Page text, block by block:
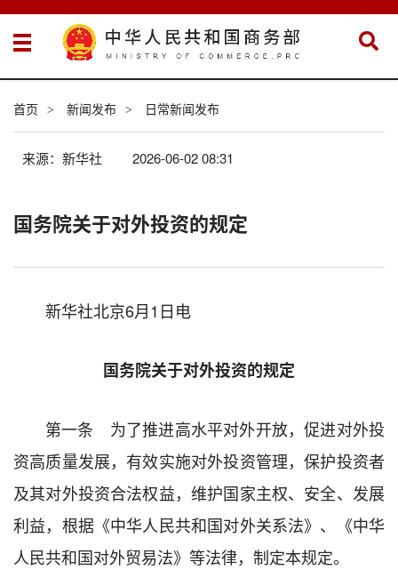
首页 > 新闻发布 > 日常新闻发布
来源：新华社 2026-06-02 08:31
国务院关于对外投资的规定
新华社北京6月1日电
国务院关于对外投资的规定
第一条 为了推进高水平对外开放，促进对外投
资高质量发展，有效实施对外投资管理，保护投资者
及其对外投资合法权益，维护国家主权、安全、发展
利益，根据《中华人民共和国对外关系法》、《中华
人民共和国对外贸易法》等法律，制定本规定。